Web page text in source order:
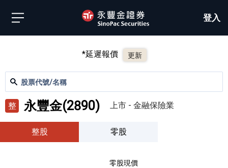
登入
*延遲報價 更新
股票代號/名稱
整 永豐金(2890) 上市 - 金融保險業
整股 零股
零股現價